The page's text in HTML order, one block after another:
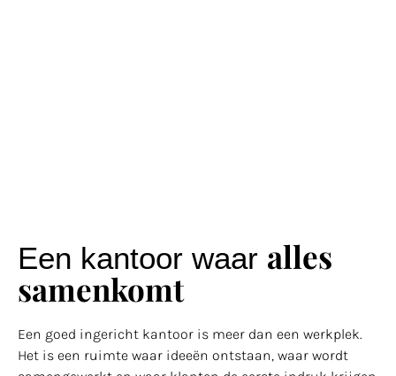
Een kantoor waar alles
samenkomt
Een goed ingericht kantoor is meer dan een werkplek.
Het is een ruimte waar ideeën ontstaan, waar wordt